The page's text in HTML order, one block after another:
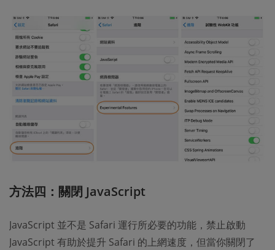
方法四：關閉 JavaScript
JavaScript 並不是 Safari 運行所必要的功能，禁止啟動
JavaScript 有助於提升 Safari 的上網速度，但當你關閉了